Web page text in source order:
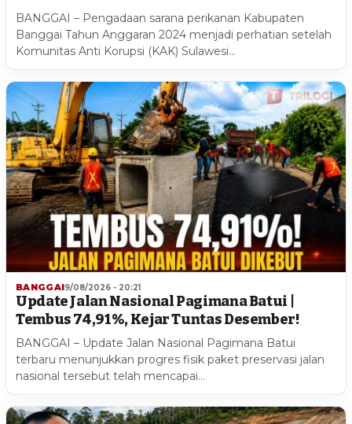
BANGGAI – Pengadaan sarana perikanan Kabupaten
Banggai Tahun Anggaran 2024 menjadi perhatian setelah
Komunitas Anti Korupsi (KAK) Sulawesi…
BANGGAI9/08/2026 - 20:21
Update Jalan Nasional Pagimana Batui |
Tembus 74,91%, Kejar Tuntas Desember!
BANGGAI – Update Jalan Nasional Pagimana Batui
terbaru menunjukkan progres fisik paket preservasi jalan
nasional tersebut telah mencapai…